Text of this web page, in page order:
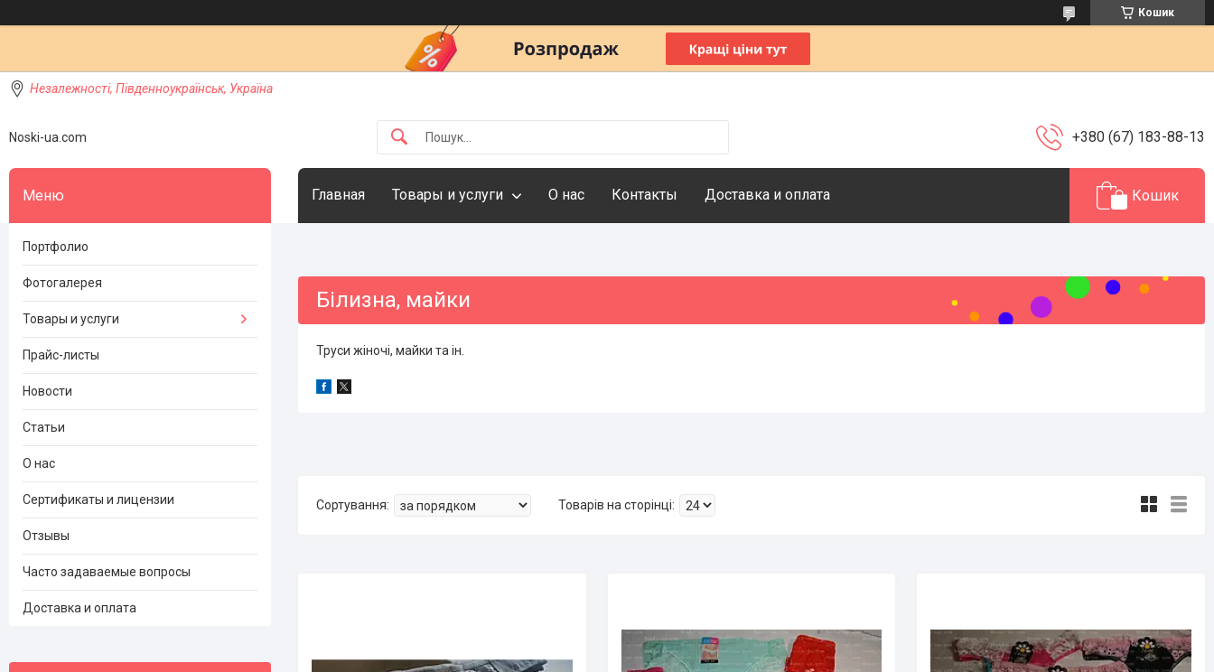
Кошик
Незалежності, Південноукраїнськ, Україна
Noski-ua.com +380 (67) 183-88-13
Главная Товары и услуги О нас Контакты Доставка и оплата Кошик
Білизна, майки
Труси жіночі, майки та ін.
Портфолио
Фотогалерея
Товары и услуги
Прайс-листы
Новости
Статьи
О нас
Сертификаты и лицензии
Отзывы
Часто задаваемые вопросы
Доставка и оплата